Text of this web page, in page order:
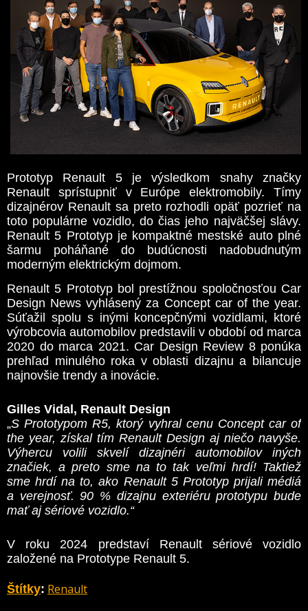
Prototyp Renault 5 je výsledkom snahy značky
Renault sprístupniť v Európe elektromobily. Tímy
dizajnérov Renault sa preto rozhodli opäť pozrieť na
toto populárne vozidlo, do čias jeho najväčšej slávy.
Renault 5 Prototyp je kompaktné mestské auto plné
šarmu poháňané do budúcnosti nadobudnutým
moderným elektrickým dojmom.
Renault 5 Prototyp bol prestížnou spoločnosťou Car
Design News vyhlásený za Concept car of the year.
Súťažil spolu s inými koncepčnými vozidlami, ktoré
výrobcovia automobilov predstavili v období od marca
2020 do marca 2021. Car Design Review 8 ponúka
prehľad minulého roka v oblasti dizajnu a bilancuje
najnovšie trendy a inovácie.
Gilles Vidal, Renault Design
„S Prototypom R5, ktorý vyhral cenu Concept car of
the year, získal tím Renault Design aj niečo navyše.
Výhercu volili skvelí dizajnéri automobilov iných
značiek, a preto sme na to tak veľmi hrdí! Taktiež
sme hrdí na to, ako Renault 5 Prototyp prijali médiá
a verejnosť. 90 % dizajnu exteriéru prototypu bude
mať aj sériové vozidlo.“
V roku 2024 predstaví Renault sériové vozidlo
založené na Prototype Renault 5.
Štítky: Renault